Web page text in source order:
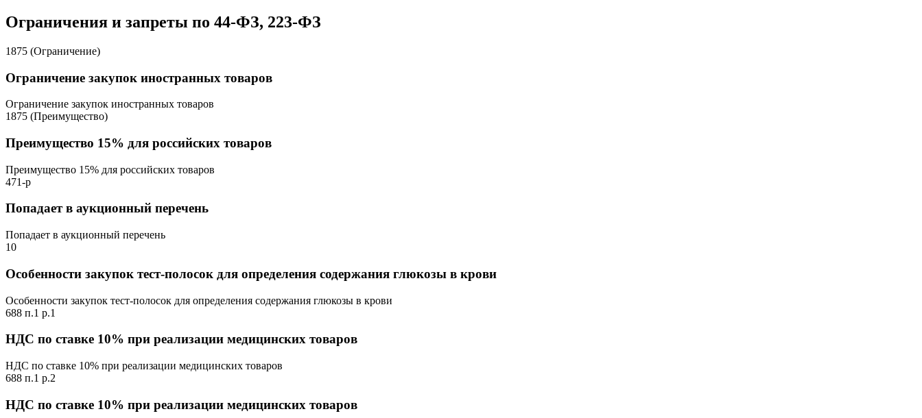
Ограничения и запреты по 44-ФЗ, 223-ФЗ
1875 (Ограничение)
Ограничение закупок иностранных товаров
Ограничение закупок иностранных товаров
1875 (Преимущество)
Преимущество 15% для российских товаров
Преимущество 15% для российских товаров
471-р
Попадает в аукционный перечень
Попадает в аукционный перечень
10
Особенности закупок тест-полосок для определения содержания глюкозы в крови
Особенности закупок тест-полосок для определения содержания глюкозы в крови
688 п.1 р.1
НДС по ставке 10% при реализации медицинских товаров
НДС по ставке 10% при реализации медицинских товаров
688 п.1 р.2
НДС по ставке 10% при реализации медицинских товаров